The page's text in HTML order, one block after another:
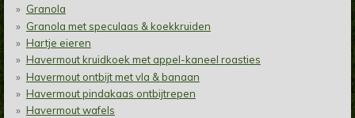
Granola
Granola met speculaas & koekkruiden
Hartje eieren
Havermout kruidkoek met appel-kaneel roasties
Havermout ontbijt met vla & banaan
Havermout pindakaas ontbijtrepen
Havermout wafels